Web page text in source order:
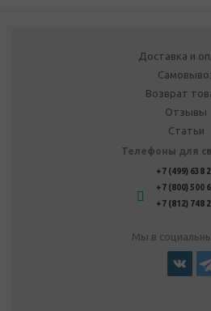
Доставка и
Возврат
Отзывы
Статьи
Телефоны для
+7 (499) 638
+7 (800) 500
+7 (812) 748
Мы в